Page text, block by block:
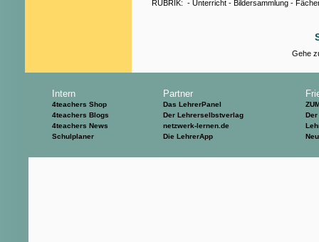
RUBRIK: - Unterricht - Bildersammlung -
Gehe
Intern
4teachers Shop
4teachers Blogs
4teachers News
Schulplaner
Partner
Das LehrerPanel
Der Lehrerselbstverlag
netzwerk-lernen.de
Die LehrerApp